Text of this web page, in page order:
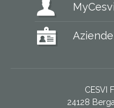
MyCesvi
Aziende
CESVI
24128